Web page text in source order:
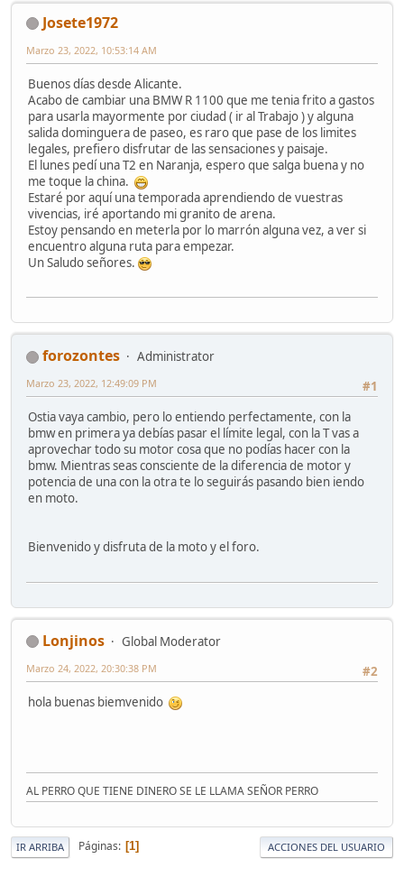
Josete1972
Marzo 23, 2022, 10:53:14 AM
Buenos días desde Alicante.
Acabo de cambiar una BMW R 1100 que me tenia frito a gastos
para usarla mayormente por ciudad ( ir al Trabajo ) y alguna
salida dominguera de paseo, es raro que pase de los limites
legales, prefiero disfrutar de las sensaciones y paisaje.
El lunes pedí una T2 en Naranja, espero que salga buena y no
me toque la china.
Estaré por aquí una temporada aprendiendo de vuestras
vivencias, iré aportando mi granito de arena.
Estoy pensando en meterla por lo marrón alguna vez, a ver si
encuentro alguna ruta para empezar.
Un Saludo señores.
forozontes
Administrator
#1
Marzo 23, 2022, 12:49:09 PM
Ostia vaya cambio, pero lo entiendo perfectamente, con la
bmw en primera ya debías pasar el límite legal, con la T vas a
aprovechar todo su motor cosa que no podías hacer con la
bmw. Mientras seas consciente de la diferencia de motor y
potencia de una con la otra te lo seguirás pasando bien iendo
en moto.
Bienvenido y disfruta de la moto y el foro.
Lonjinos
Global Moderator
#2
Marzo 24, 2022, 20:30:38 PM
hola buenas biemvenido
AL PERRO QUE TIENE DINERO SE LE LLAMA SEÑOR PERRO
IR ARRIBA Páginas 1 ACCIONES DEL USUARIO